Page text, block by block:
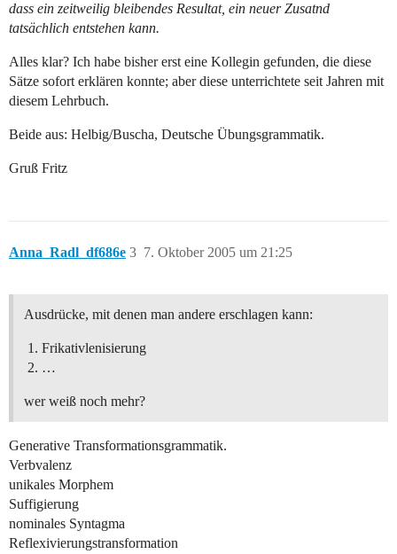
dass ein zeitweilig bleibendes Resultat, ein neuer Zusatnd
tatsächlich entstehen kann.
Alles klar? Ich habe bisher erst eine Kollegin gefunden, die diese
Sätze sofort erklären konnte; aber diese unterrichtete seit Jahren mit
diesem Lehrbuch.
Beide aus: Helbig/Buscha, Deutsche Übungsgrammatik.
Gruß Fritz
Anna_Radl_df686e 7. Oktober 2005 um 21:25
3
Ausdrücke, mit denen man andere erschlagen kann:
Frikativlenisierung
…
wer weiß noch mehr?
Generative Transformationsgrammatik.
Verbvalenz
unikales Morphem
Suffigierung
nominales Syntagma
Reflexivierungstransformation